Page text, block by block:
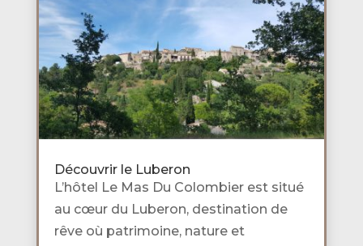
Découvrir le Luberon
L’hôtel Le Mas Du Colombier est situé
au cœur du Luberon, destination de
rêve où patrimoine, nature et